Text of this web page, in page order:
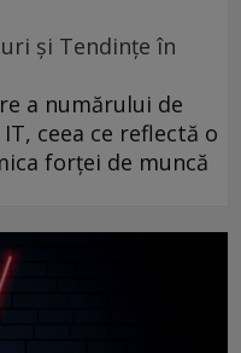
și Tendințe în
a numărului de
ceea ce reflectă o
forței de muncă